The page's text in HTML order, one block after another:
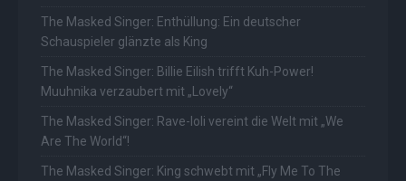
The Masked Singer: Enthüllung: Ein deutscher
Schauspieler glänzte als King
The Masked Singer: Billie Eilish trifft Kuh-Power!
Muuhnika verzaubert mit „Lovely“
The Masked Singer: Rave-Ioli vereint die Welt mit „We
Are The World“!
The Masked Singer: King schwebt mit „Fly Me To The